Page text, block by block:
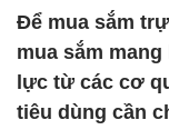
Để mua sắm
mua sắm
lực từ các cơ
tiêu dùng cần